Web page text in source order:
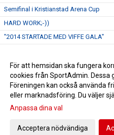
Semifinal i Kristianstad Arena Cup
HARD WORK;-))
"2014 STARTADE MED VIFFE GALA"
F 01/02 semifinal Skånecupen
Silver i Växjösparken för F 01/02
Gå till
För att hemsidan ska fungera
cookies från SportAdmin. Dessa
Föreningen kan också använda
eller marknadsföring. Du väljer
Anpassa dina val
Acceptera nödvändiga